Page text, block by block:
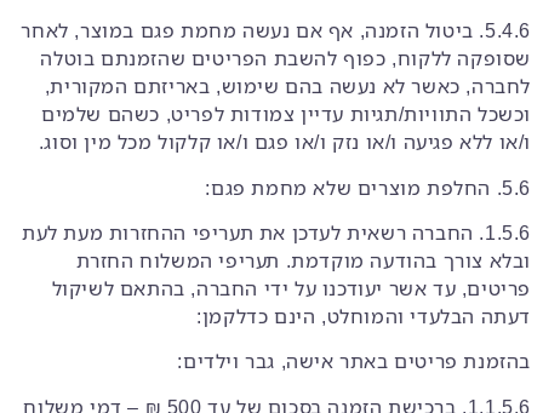
5.4.6. ביטול הזמנה, אף אם נעשה מחמת פגם במוצר, לאחר
שסופקה ללקוח, כפוף להשבת הפריטים שהזמנתם בוטלה
לחברה, כאשר לא נעשה בהם שימוש, באריזתם המקורית,
וכשכל התוויות/תגיות עדיין צמודות לפריט, כשהם שלמים
ו/או ללא פגיעה ו/או נזק ו/או פגם ו/או קלקול מכל מין וסוג.
5.6. החלפת מוצרים שלא מחמת פגם:
1.5.6. החברה רשאית לעדכן את תעריפי ההחזרות מעת לעת
ובלא צורך בהודעה מוקדמת. תעריפי המשלוח החזרת
פריטים, עד אשר יעודכנו על ידי החברה, בהתאם לשיקול
דעתה הבלעדי והמוחלט, הינם כדלקמן:
בהזמנת פריטים באתר אישה, גבר וילדים:
1.1.5.6. ברכישת הזמנה בסכום של עד 500 ₪ – דמי משלוח